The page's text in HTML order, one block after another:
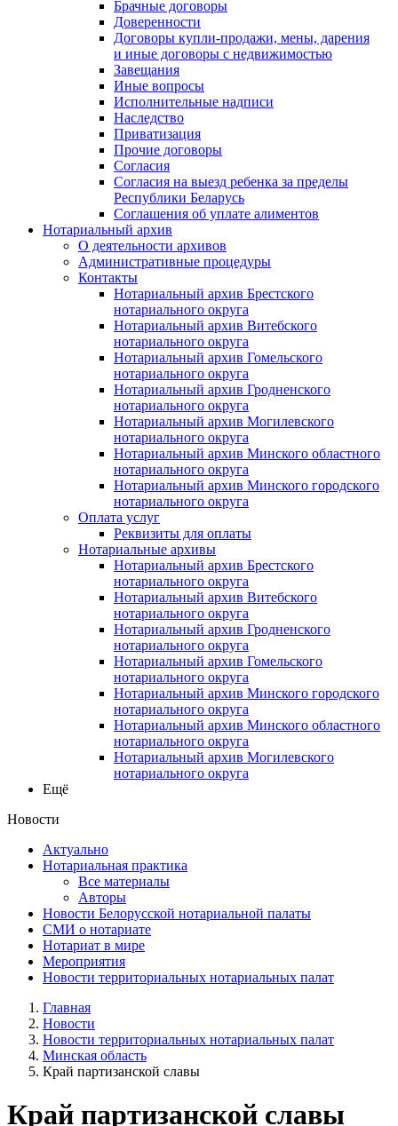
Брачные договоры
Доверенности
Договоры купли-продажи, мены, дарения
и иные договоры с недвижимостью
Завещания
Иные вопросы
Исполнительные надписи
Наследство
Приватизация
Прочие договоры
Согласия
Согласия на выезд ребенка за пределы
Республики Беларусь
Соглашения об уплате алиментов
Нотариальный архив
О деятельности архивов
Административные процедуры
Контакты
Нотариальный архив Брестского
нотариального округа
Нотариальный архив Витебского
нотариального округа
Нотариальный архив Гомельского
нотариального округа
Нотариальный архив Гродненского
нотариального округа
Нотариальный архив Могилевского
нотариального округа
Нотариальный архив Минского областного
нотариального округа
Нотариальный архив Минского городского
нотариального округа
Оплата услуг
Реквизиты для оплаты
Нотариальные архивы
Нотариальный архив Брестского
нотариального округа
Нотариальный архив Витебского
нотариального округа
Нотариальный архив Гродненского
нотариального округа
Нотариальный архив Гомельского
нотариального округа
Нотариальный архив Минского городского
нотариального округа
Нотариальный архив Минского областного
нотариального округа
Нотариальный архив Могилевского
нотариального округа
Ещё
Новости
Актуально
Нотариальная практика
Все материалы
Авторы
Новости Белорусской нотариальной палаты
СМИ о нотариате
Нотариат в мире
Мероприятия
Новости территориальных нотариальных палат
Главная
Новости
Новости территориальных нотариальных палат
Минская область
Край партизанской славы
Край партизанской славы